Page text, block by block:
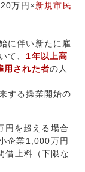
万円× 新規市民
に伴い新たに雇
て、1年以上高
用された者の人
する操業開始の
を超える場合
企業1,000万円
借上料（下限な